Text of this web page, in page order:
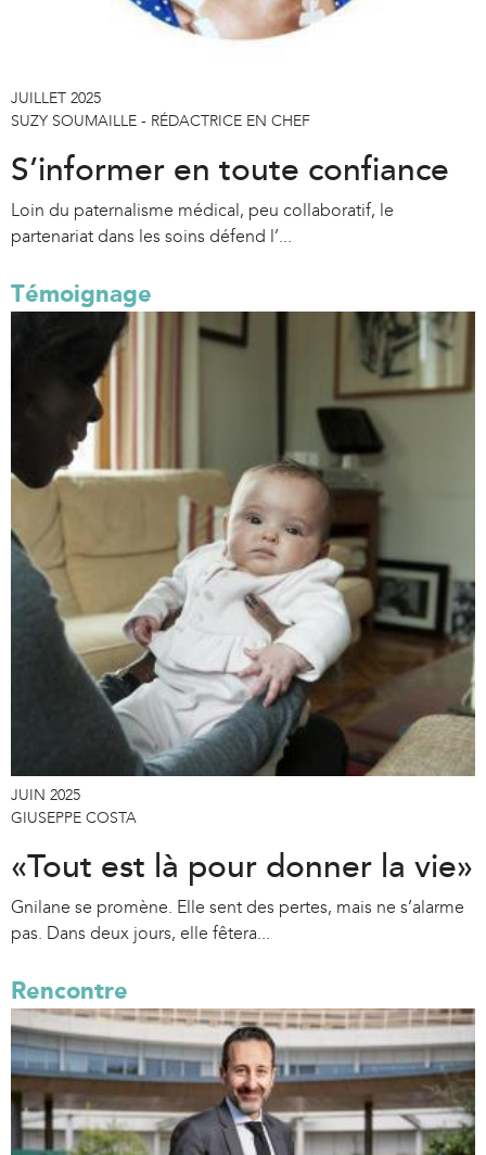
JUILLET 2025
SUZY SOUMAILLE - RÉDACTRICE EN CHEF
S’informer en toute confiance
Loin du paternalisme médical, peu collaboratif, le
partenariat dans les soins défend l’...
Témoignage
JUIN 2025
GIUSEPPE COSTA
«Tout est là pour donner la vie»
Gnilane se promène. Elle sent des pertes, mais ne s’alarme
pas. Dans deux jours, elle fêtera...
Rencontre